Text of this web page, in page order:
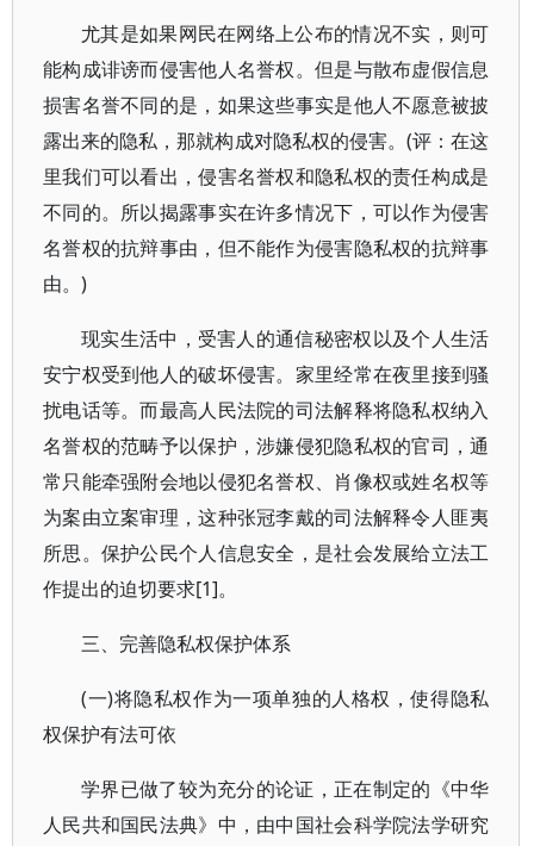
尤其是如果网民在网络上公布的情况不实，则可
能构成诽谤而侵害他人名誉权。但是与散布虚假信息
损害名誉不同的是，如果这些事实是他人不愿意被披
露出来的隐私，那就构成对隐私权的侵害。(评：在这
里我们可以看出，侵害名誉权和隐私权的责任构成是
不同的。所以揭露事实在许多情况下，可以作为侵害
名誉权的抗辩事由，但不能作为侵害隐私权的抗辩事
由。)
现实生活中，受害人的通信秘密权以及个人生活
安宁权受到他人的破坏侵害。家里经常在夜里接到骚
扰电话等。而最高人民法院的司法解释将隐私权纳入
名誉权的范畴予以保护，涉嫌侵犯隐私权的官司，通
常只能牵强附会地以侵犯名誉权、肖像权或姓名权等
为案由立案审理，这种张冠李戴的司法解释令人匪夷
所思。保护公民个人信息安全，是社会发展给立法工
作提出的迫切要求[1]。
三、完善隐私权保护体系
(一)将隐私权作为一项单独的人格权，使得隐私
权保护有法可依
学界已做了较为充分的论证，正在制定的《中华
人民共和国民法典》中，由中国社会科学院法学研究